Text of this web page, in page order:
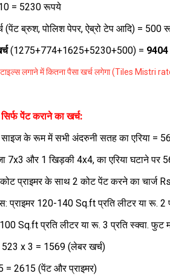
= 5230 रूपये
(पेंट ब्रुश, पोलिश पेपर, ऐब्रो टेप आदि) = 500
(1275+774+1625+5230+500) = 9404
टाइल्स लगाने में कितना पैसा खर्च लगेगा (Tiles Mistri
पेंट कराने का खर्च:
के रूम में सभी अंदरुनी सतह का एरिया =
7x3 और 1 खिड़की 4x4, का एरिया घटाने पर
प्राइमर के साथ 2 कोट पेंट करने का चार्ज
प्राइमर 120-140 Sq.ft प्रति लीटर या रू. 2
Sq.ft प्रति लीटर या रू. 3 प्रति स्क्वा. फुट
523 x 3 = 1569 (लेबर खर्च)
= 2615 (पेंट और प्राइमर)